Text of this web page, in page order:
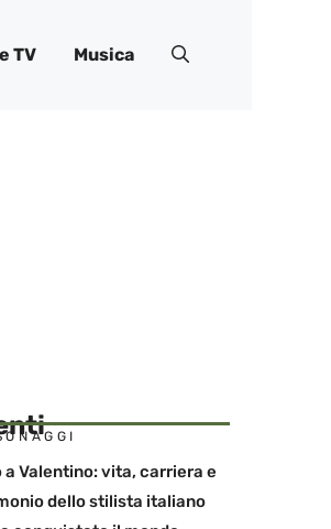
TV Musica
a Valentino: vita, carriera e
dello stilista italiano